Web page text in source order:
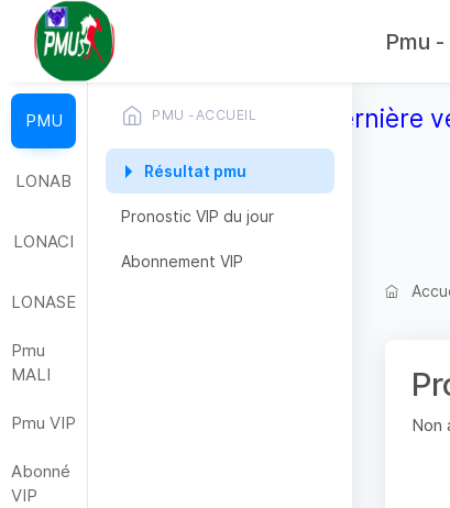
Pmu
Télécharger la dernière
PMU
LONAB
LONACI
LONASE
Pmu
MALI
Pmu VIP
Abonné
VIP
PMU -ACCUEIL
Résultat pmu
Pronostic VIP du jour
Abonnement VIP
Non